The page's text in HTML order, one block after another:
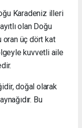
Karadeniz illeri
olan Doğu
üç dört kat
kuvvetli aile
doğal olarak
Bu